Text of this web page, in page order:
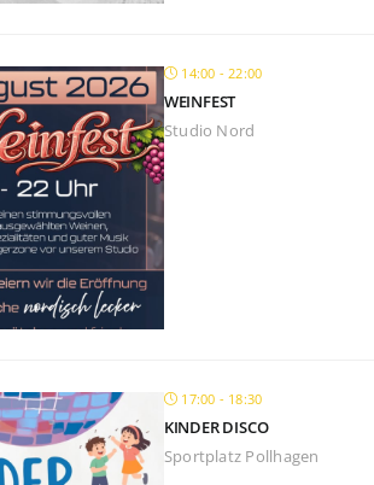
14:00 - 22:00
WEINFEST
Studio Nord
17:00 - 18:30
KINDER DISCO
Sportplatz Pollhagen